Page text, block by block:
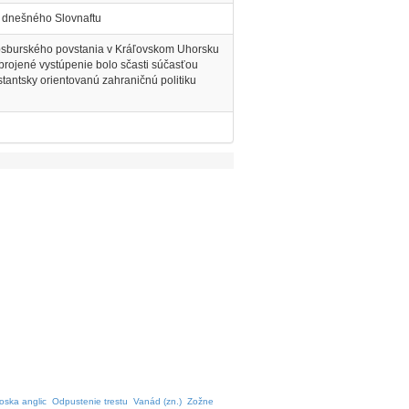
Slovnaftu
povstania v Kráľovskom Uhorsku
vystúpenie bolo sčasti súčasťou
orientovanú zahraničnú politiku
anglic Odpustenie trestu Vanád (zn.) Zožne